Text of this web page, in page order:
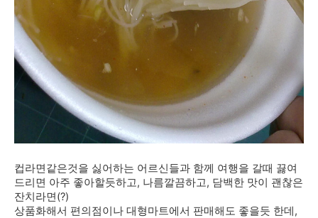
컵라면같은것을 싫어하는 어르신들과 함께 여행을 갈때 끓여
드리면 아주 좋아할듯하고, 나름깔끔하고, 담백한 맛이 괜찮은
잔치라면(?)
상품화해서 편의점이나 대형마트에서 판매해도 좋을듯 한데,